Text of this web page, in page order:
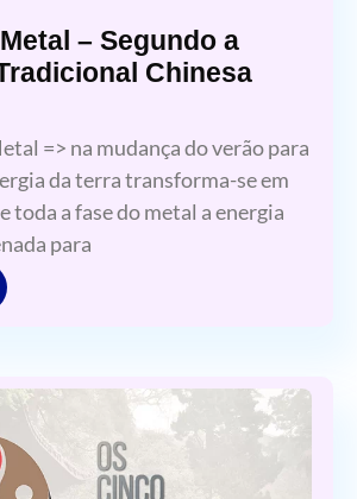
– Segundo a
Chinesa
=> na mudança do verão para
da terra transforma-se em
toda a fase do metal a energia
para